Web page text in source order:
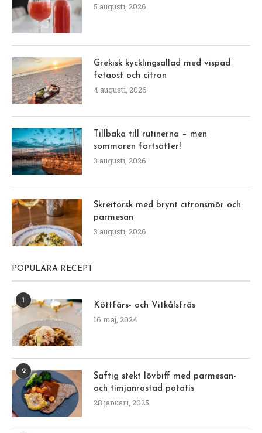
5 augusti, 2026
Grekisk kycklingsallad med vispad
fetaost och citron
4 augusti, 2026
Tillbaka till rutinerna – men
sommaren fortsätter!
3 augusti, 2026
Skreitorsk med brynt citronsmör och
parmesan
3 augusti, 2026
POPULÄRA RECEPT
1
Köttfärs- och Vitkålsfräs
16 maj, 2024
2
Saftig stekt lövbiff med parmesan-
och timjanrostad potatis
28 januari, 2025